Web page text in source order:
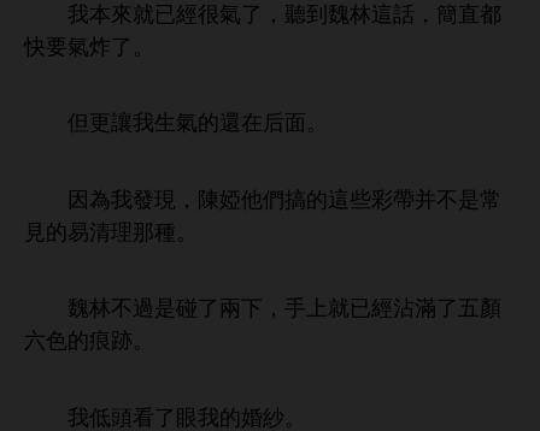
本 就已經很 ， 到魏林
話，簡直都
炸
。
但更讓 還 后面。
因為 現，陳婭 們搞 些彩帶并
常
見
易清理 種。
魏林 過 碰 兩 ， 就已經沾滿
顏
痕跡。
婚紗。